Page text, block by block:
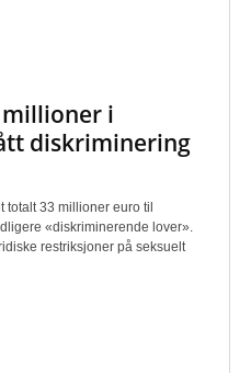
i
diskriminering
totalt 33 millioner euro til
«diskriminerende lover».
restriksjoner på seksuelt